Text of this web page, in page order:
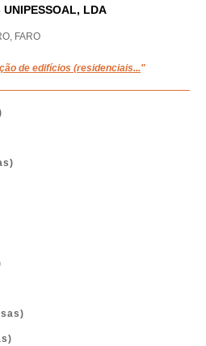
LDA
FARO
de edifícios (residenciais..."